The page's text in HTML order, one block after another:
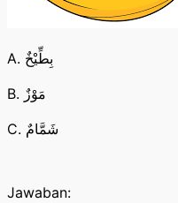
A. بِطِّيْخٌ
B. مَوْزٌ
C. شَمَّامٌ
Jawaban: